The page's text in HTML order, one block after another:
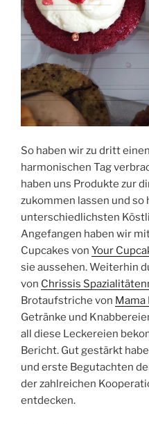
So haben wir zu dritt
harmonischen Tag
haben uns Produkte zur
zukommen lassen und so
unterschiedlichsten
Angefangen haben wir
Cupcakes von Your
sie aussehen. Weiterhin
von Chrissis
Brotaufstriche von Mama
Getränke und
all diese Leckereien
Bericht. Gut gestärkt
und erste Begutachten
der zahlreichen
entdecken.